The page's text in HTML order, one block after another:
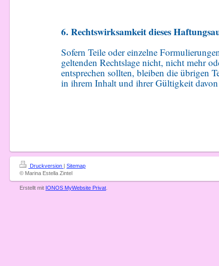
6. Rechtswirksamkeit dieses
Sofern Teile oder einzelne
geltenden Rechtslage nicht, nicht mehr
entsprechen sollten, bleiben die übrigen
in ihrem Inhalt und ihrer Gültigkeit
Druckversion | Sitemap
© Marina Estella Zintel
Erstellt mit IONOS MyWebsite Privat